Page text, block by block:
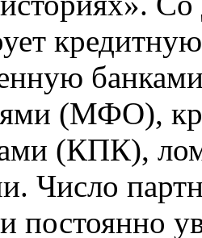
(МФО),
(КПК),
Число